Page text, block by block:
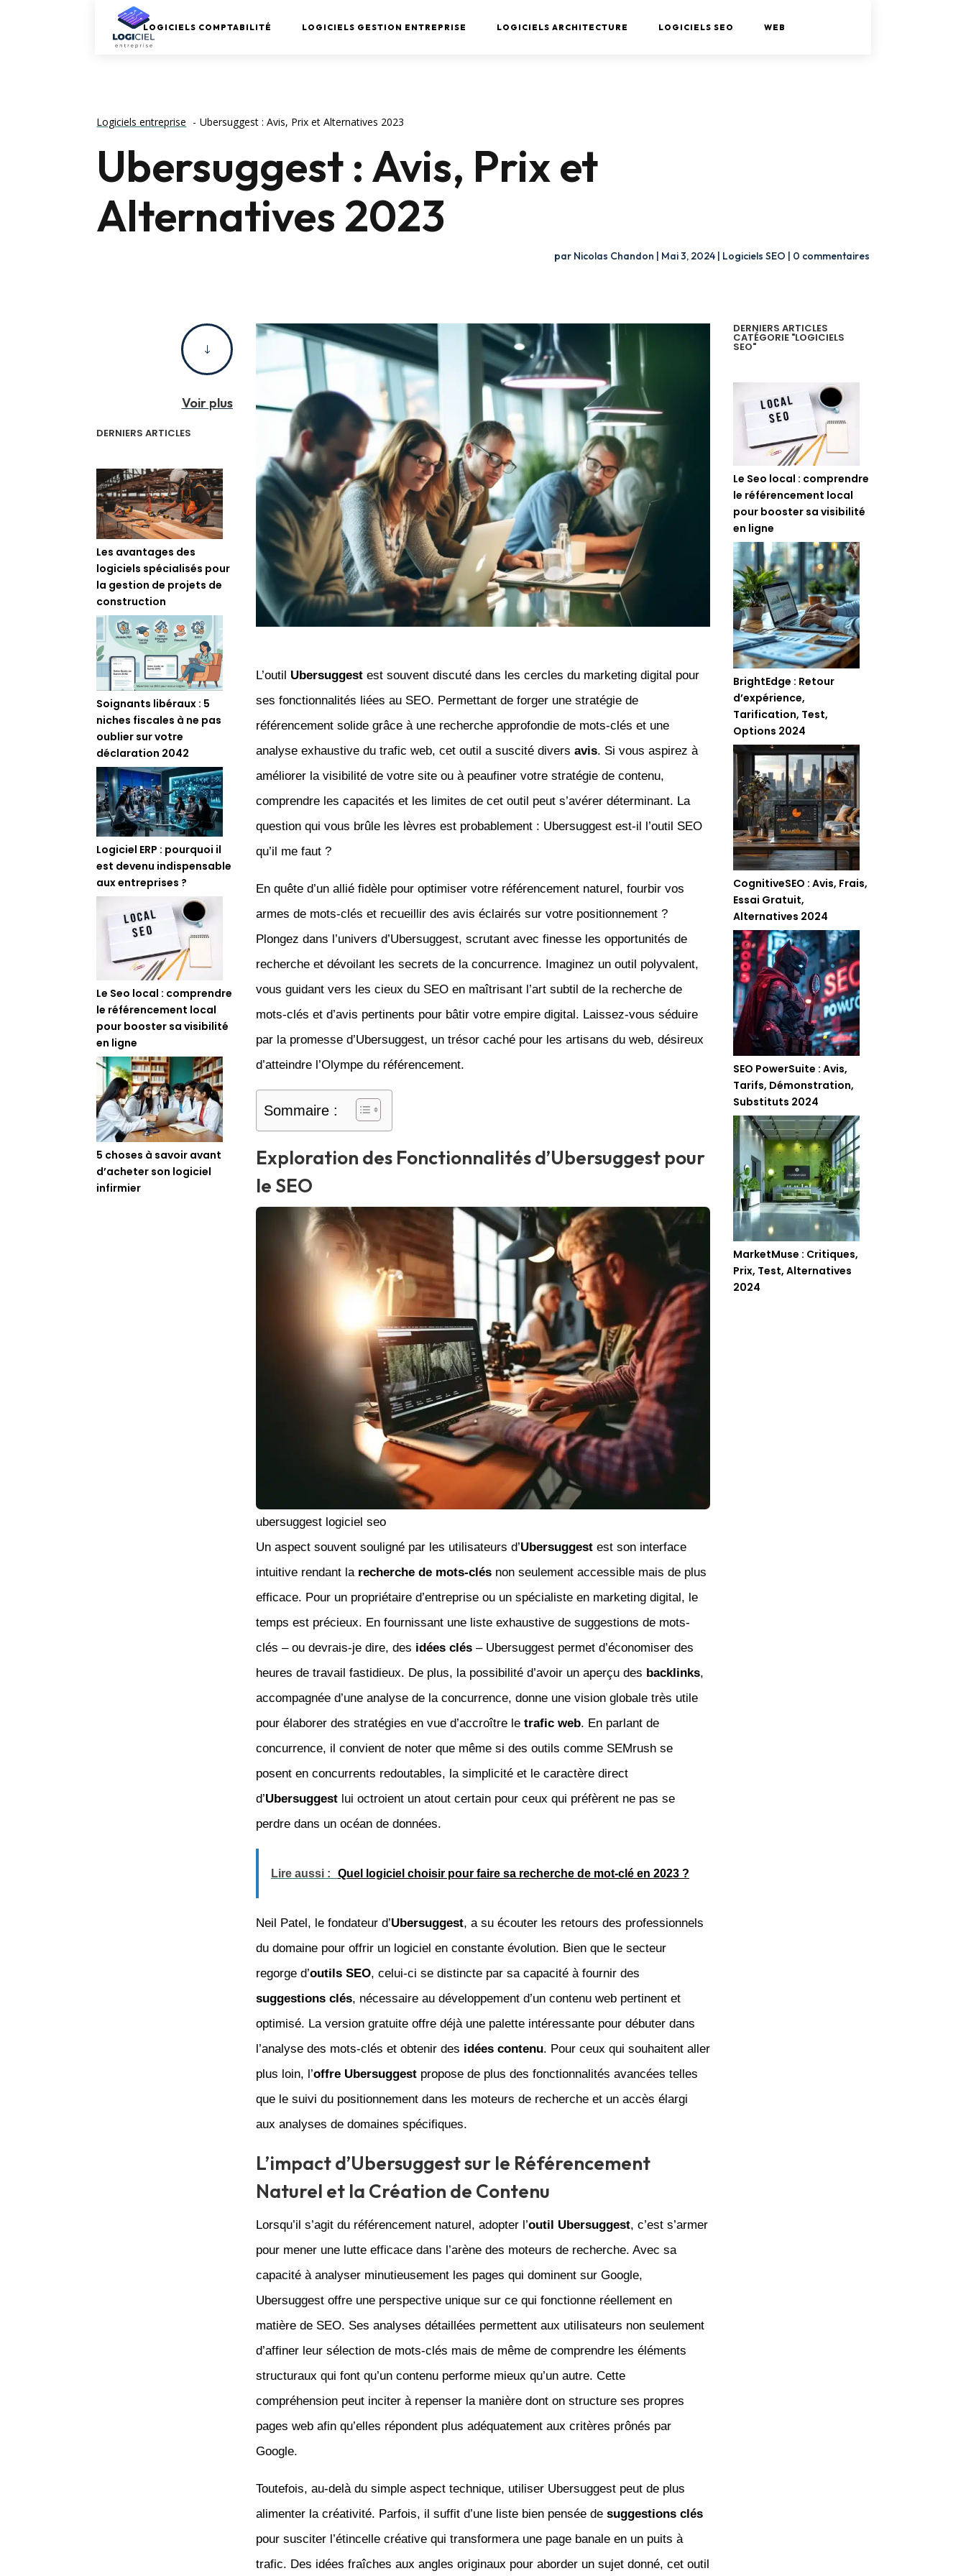
LOGICIELS COMPTABILITÉ LOGICIELS GESTION ENTREPRISE LOGICIELS ARCHITECTURE LOGICIELS SEO WEB
Logiciels entreprise Ubersuggest : Avis, Prix et Alternatives 2023
Ubersuggest : Avis, Prix et
Alternatives 2023
par Nicolas Chandon | Mai 3, 2024| Logiciels SEO | 0 commentaires
"
Voir plus
DERNIERS ARTICLES
Les avantages des
logiciels spécialisés pour
la gestion de projets de
construction
Soignants libéraux : 5
niches fiscales à ne pas
oublier sur votre
déclaration 2042
Logiciel ERP : pourquoi il
est devenu indispensable
aux entreprises ?
Le Seo local : comprendre
le référencement local
pour booster sa visibilité
en ligne
5 choses à savoir avant
d’acheter son logiciel
infirmier
L’outil Ubersuggestest souvent discuté dans les cercles du marketing digital pour
ses fonctionnalités liées au SEO. Permettant de forger une stratégie de
référencement solide grâce à une recherche approfondie de mots-clés et une
analyse exhaustive du trafic web, cet outil a suscité divers avis. Si vous aspirez à
améliorer la visibilité de votre site ou à peaufiner votre stratégie de contenu,
comprendre les capacités et les limites de cet outil peut s’avérer déterminant. La
question qui vous brûle les lèvres est probablement : Ubersuggest est-il l’outil SEO
qu’il me faut ?
En quête d’un allié fidèle pour optimiser votre référencement naturel, fourbir vos
armes de mots-clés et recueillir des avis éclairés sur votre positionnement ?
Plongez dans l’univers d’Ubersuggest, scrutant avec finesse les opportunités de
recherche et dévoilant les secrets de la concurrence. Imaginez un outil polyvalent,
vous guidant vers les cieux du SEO en maîtrisant l’art subtil de la recherche de
mots-clés et d’avis pertinents pour bâtir votre empire digital. Laissez-vous séduire
par la promesse d’Ubersuggest, un trésor caché pour les artisans du web, désireux
d’atteindre l’Olympe du référencement.
Sommaire :
Exploration des Fonctionnalités d’Ubersuggest pour
le SEO
ubersuggest logiciel seo
Un aspect souvent souligné par les utilisateurs d’Ubersuggestest son interface
intuitive rendant la recherche de mots-clésnon seulement accessible mais de plus
efficace. Pour un propriétaire d’entreprise ou un spécialiste en marketing digital, le
temps est précieux. En fournissant une liste exhaustive de suggestions de mots-
clés – ou devrais-je dire, des idées clés– Ubersuggest permet d’économiser des
heures de travail fastidieux. De plus, la possibilité d’avoir un aperçu des backlinks,
accompagnée d’une analyse de la concurrence, donne une vision globale très utile
pour élaborer des stratégies en vue d’accroître le trafic web. En parlant de
concurrence, il convient de noter que même si des outils comme SEMrush se
posent en concurrents redoutables, la simplicité et le caractère direct
d’Ubersuggestlui octroient un atout certain pour ceux qui préfèrent ne pas se
perdre dans un océan de données.
Lire aussi : Quel logiciel choisir pour faire sa recherche de mot-clé en 2023 ?
Neil Patel, le fondateur d’Ubersuggest, a su écouter les retours des professionnels
du domaine pour offrir un logiciel en constante évolution. Bien que le secteur
regorge d’outils SEO, celui-ci se distincte par sa capacité à fournir des
suggestions clés, nécessaire au développement d’un contenu web pertinent et
optimisé. La version gratuite offre déjà une palette intéressante pour débuter dans
l’analyse des mots-clés et obtenir des idées contenu. Pour ceux qui souhaitent aller
plus loin, l’offre Ubersuggestpropose de plus des fonctionnalités avancées telles
que le suivi du positionnement dans les moteurs de recherche et un accès élargi
aux analyses de domaines spécifiques.
L’impact d’Ubersuggest sur le Référencement
Naturel et la Création de Contenu
Lorsqu’il s’agit du référencement naturel, adopter l’outil Ubersuggest, c’est s’armer
pour mener une lutte efficace dans l’arène des moteurs de recherche. Avec sa
capacité à analyser minutieusement les pages qui dominent sur Google,
Ubersuggest offre une perspective unique sur ce qui fonctionne réellement en
matière de SEO. Ses analyses détaillées permettent aux utilisateurs non seulement
d’affiner leur sélection de mots-clés mais de même de comprendre les éléments
structuraux qui font qu’un contenu performe mieux qu’un autre. Cette
compréhension peut inciter à repenser la manière dont on structure ses propres
pages web afin qu’elles répondent plus adéquatement aux critères prônés par
Google.
Toutefois, au-delà du simple aspect technique, utiliser Ubersuggest peut de plus
alimenter la créativité. Parfois, il suffit d’une liste bien pensée de suggestions clés
pour susciter l’étincelle créative qui transformera une page banale en un puits à
trafic. Des idées fraîches aux angles originaux pour aborder un sujet donné, cet outil
DERNIERS ARTICLES
CATÉGORIE "LOGICIELS
SEO"
Le Seo local : comprendre
le référencement local
pour booster sa visibilité
en ligne
BrightEdge : Retour
d’expérience,
Tarification, Test,
Options 2024
CognitiveSEO : Avis, Frais,
Essai Gratuit,
Alternatives 2024
SEO PowerSuite : Avis,
Tarifs, Démonstration,
Substituts 2024
MarketMuse : Critiques,
Prix, Test, Alternatives
2024